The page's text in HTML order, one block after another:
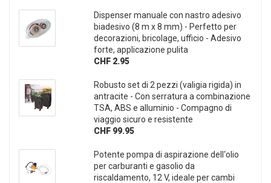
Dispenser manuale con nastro adesivo
biadesivo (8 m x 8 mm) - Perfetto per
decorazioni, bricolage, ufficio - Adesivo
forte, applicazione pulita
CHF 2.95
Robusto set di 2 pezzi (valigia rigida) in
antracite - Con serratura a combinazione
TSA, ABS e alluminio - Compagno di
viaggio sicuro e resistente
CHF 99.95
Potente pompa di aspirazione dell‘olio
per carburanti e gasolio da
riscaldamento, 12 V, ideale per cambi